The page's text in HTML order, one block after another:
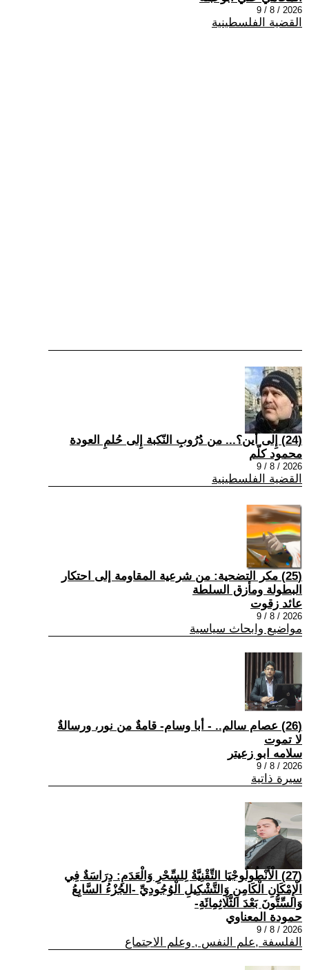
2026 / 8 / 9
القضية الفلسطينية
(24) إِلى أين؟... من دُرُوبِ النّكبة إِلى حُلمِ العودة
محمود كلّم
2026 / 8 / 9
القضية الفلسطينية
(25) مكر التضحية: من شرعية المقاومة إلى احتكار
البطولة ومأزق السلطة
عائد زقوت
2026 / 8 / 9
مواضيع وابحاث سياسية
(26) عصام سالم.. - أبا وسام- قامةٌ من نور، ورسالةٌ
لا تموت
سلامه ابو زعيتر
2026 / 8 / 9
سيرة ذاتية
(27) الْأَنْطُولُوجْيَا التِّقْنِيَّةُ لِلسِّحْرِ وَالْعَدَمِ: دِرَاسَةٌ فِي
الْإِمْكَانِ الْكَامِنِ وَالتَّشْكِيلِ الْوُجُودِيِّ -الجُزْءُ السَّابِعُ
وَالسِّتُّونَ بَعْدَ الثَّلَاثِمِائَةِ-
حمودة المعناوي
2026 / 8 / 9
الفلسفة ,علم النفس , وعلم الاجتماع